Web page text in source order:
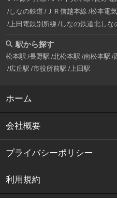
しなの鉄道 ＪＲ信越本線 松本電
上田電鉄別所線 しなの鉄道北しな
駅から探す
松本駅 長野駅 北松本駅 南松本駅
広丘駅 市役所前駅 上田駅
ホーム
会社概要
プライバシーポリシー
利用規約